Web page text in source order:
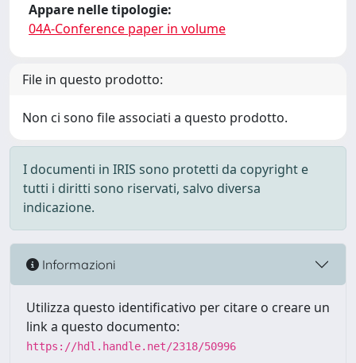
Appare nelle tipologie:
04A-Conference paper in volume
File in questo prodotto:
Non ci sono file associati a questo prodotto.
I documenti in IRIS sono protetti da copyright e
tutti i diritti sono riservati, salvo diversa
indicazione.
Informazioni
Utilizza questo identificativo per citare o creare un
link a questo documento:
https://hdl.handle.net/2318/50996